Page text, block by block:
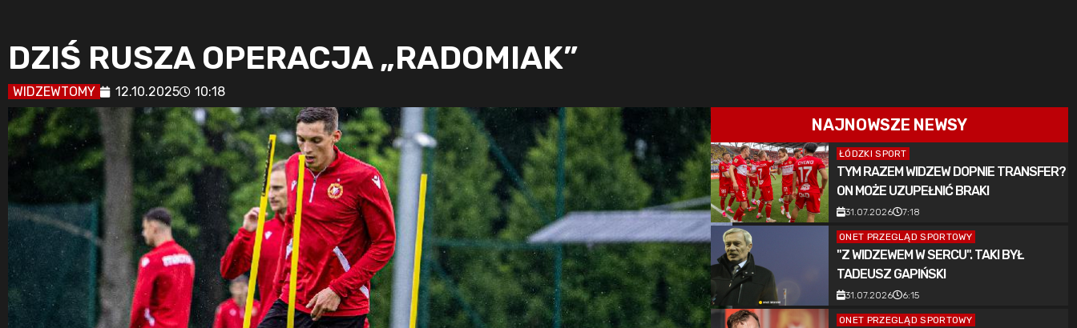
DZIŚ RUSZA OPERACJA „RADOMIAK”
WIDZEWTOMY 12.10.2025 10:18
NAJNOWSZE NEWSY
ŁÓDZKI SPORT
TYM RAZEM WIDZEW DOPNIE TRANSFER?
ON MOŻE UZUPEŁNIĆ BRAKI
31.07.2026 7:18
ONET PRZEGLĄD SPORTOWY
"Z WIDZEWEM W SERCU". TAKI BYŁ
TADEUSZ GAPIŃSKI
31.07.2026 6:15
ONET PRZEGLĄD SPORTOWY